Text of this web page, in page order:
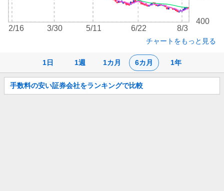
1日 1週 1カ月 6カ月 1年
400
2/16 3/30 5/11 6/22 8/3
チャートをもっと見る
お
知
手数料の安い証券会社をランキングで比較